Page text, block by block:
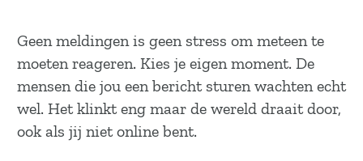
Geen meldingen is geen stress om meteen te
moeten reageren. Kies je eigen moment. De
mensen die jou een bericht sturen wachten echt
wel. Het klinkt eng maar de wereld draait door,
ook als jij niet online bent.